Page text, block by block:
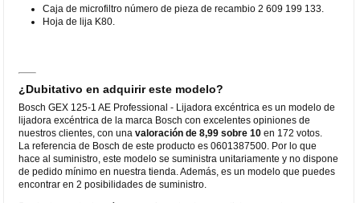
Caja de microfiltro número de pieza de recambio 2 609 199 133.
Hoja de lija K80.
¿Dubitativo en adquirir este modelo?
Bosch GEX 125-1 AE Professional - Lijadora excéntrica es un modelo de
lijadora excéntrica de la marca Bosch con excelentes opiniones de
nuestros clientes, con unavaloración de 8,99 sobre 10 en 172 votos.
La referencia de Bosch de este producto es 0601387500. Por lo que
hace al suministro, este modelo se suministra unitariamente y no dispone
de pedido mínimo en nuestra tienda. Además, es un modelo que puedes
encontrar en 2 posibilidades de suministro.